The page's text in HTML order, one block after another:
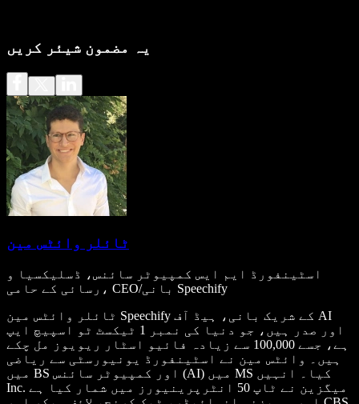
یہ مضمون شیئر کریں
ٹائلر وائٹس مین
اسٹینفورڈ ایم ایس کمپیوٹر سائنس، ڈسلیکسیا و
رسائی کے حامی، CEO/بانی Speechify
ٹائلر وائٹس مین Speechify کے شریک بانی، ہیڈ آف AI
اور صدر ہیں، جو دنیا کی نمبر 1 ٹیکسٹ ٹو اسپیچ ایپ
ہے، جسے 100,000 سے زیادہ فائیو اسٹار ریویوز مل چکے
ہیں۔ وائٹس مین نے اسٹینفورڈ یونیورسٹی سے ریاضی
میں BS اور کمپیوٹر سائنس (AI) میں MS کیا۔ انہیں
Inc. میگزین نے ٹاپ 50 انٹرپرینیورز میں شمار کیا ہے